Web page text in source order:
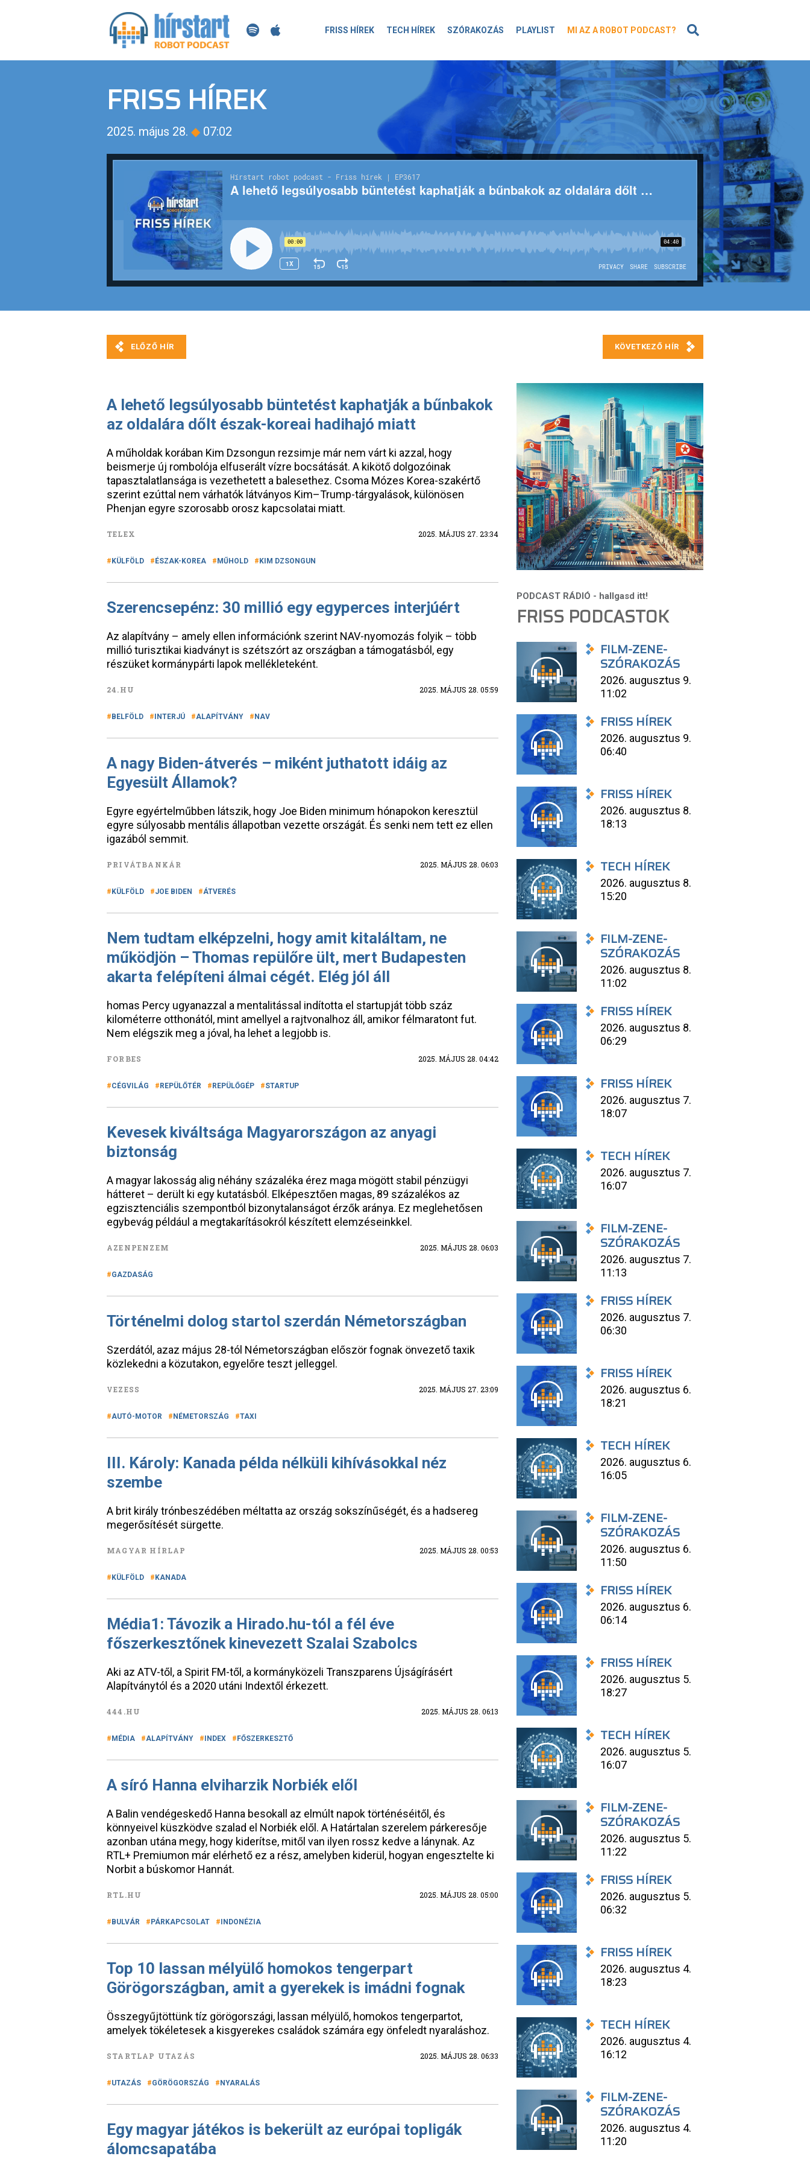
FRISS HÍREK TECH HÍREK SZÓRAKOZÁS PLAYLIST MI AZ A ROBOT PODCAST?
FRISS HÍREK
2025. május 28. ◆ 07:02
A lehető legsúlyosabb büntetést kaphatják a bűnbakok
az oldalára dőlt észak-koreai hadihajó miatt
A műholdak korában Kim Dzsongun rezsimje már nem várt ki azzal, hogy
beismerje új rombolója elfuserált vízre bocsátását. A kikötő dolgozóinak
tapasztalatlansága is vezethetett a balesethez. Csoma Mózes Korea-szakértő
szerint ezúttal nem várhatók látványos Kim–Trump-tárgyalások, különösen
Phenjan egyre szorosabb orosz kapcsolatai miatt.
TELEX 2025. MÁJUS 27. 23:34
KÜLFÖLD ÉSZAK-KOREA MŰHOLD KIM DZSONGUN
Szerencsepénz: 30 millió egy egyperces interjúért
Az alapítvány – amely ellen információnk szerint NAV-nyomozás folyik – több
millió turisztikai kiadványt is szétszórt az országban a támogatásból, egy
részüket kormánypárti lapok mellékleteként.
24.HU 2025. MÁJUS 28. 05:59
BELFÖLD INTERJÚ ALAPÍTVÁNY NAV
A nagy Biden-átverés – miként juthatott idáig az
Egyesült Államok?
Egyre egyértelműbben látszik, hogy Joe Biden minimum hónapokon keresztül
egyre súlyosabb mentális állapotban vezette országát. És senki nem tett ez ellen
igazából semmit.
PRIVÁTBANKÁR 2025. MÁJUS 28. 06:03
KÜLFÖLD JOE BIDEN ÁTVERÉS
Nem tudtam elképzelni, hogy amit kitaláltam, ne
működjön – Thomas repülőre ült, mert Budapesten
akarta felépíteni álmai cégét. Elég jól áll
homas Percy ugyanazzal a mentalitással indította el startupját több száz
kilométerre otthonától, mint amellyel a rajtvonalhoz áll, amikor félmaratont fut.
Nem elégszik meg a jóval, ha lehet a legjobb is.
FORBES 2025. MÁJUS 28. 04:42
CÉGVILÁG REPÜLŐTÉR REPÜLŐGÉP STARTUP
Kevesek kiváltsága Magyarországon az anyagi
biztonság
A magyar lakosság alig néhány százaléka érez maga mögött stabil pénzügyi
hátteret – derült ki egy kutatásból. Elképesztően magas, 89 százalékos az
egzisztenciális szempontból bizonytalanságot érzők aránya. Ez meglehetősen
egybevág például a megtakarításokról készített elemzéseinkkel.
AZENPENZEM 2025. MÁJUS 28. 06:03
GAZDASÁG
Történelmi dolog startol szerdán Németországban
Szerdától, azaz május 28-tól Németországban először fognak önvezető taxik
közlekedni a közutakon, egyelőre teszt jelleggel.
VEZESS 2025. MÁJUS 27. 23:09
AUTÓ-MOTOR NÉMETORSZÁG TAXI
III. Károly: Kanada példa nélküli kihívásokkal néz
szembe
A brit király trónbeszédében méltatta az ország sokszínűségét, és a hadsereg
megerősítését sürgette.
MAGYAR HÍRLAP 2025. MÁJUS 28. 00:53
KÜLFÖLD KANADA
Média1: Távozik a Hirado.hu-tól a fél éve
főszerkesztőnek kinevezett Szalai Szabolcs
Aki az ATV-től, a Spirit FM-től, a kormányközeli Transzparens Újságírásért
Alapítványtól és a 2020 utáni Indextől érkezett.
444.HU 2025. MÁJUS 28. 06:13
MÉDIA ALAPÍTVÁNY INDEX FŐSZERKESZTŐ
A síró Hanna elviharzik Norbiék elől
A Balin vendégeskedő Hanna besokall az elmúlt napok történéséitől, és
könnyeivel küszködve szalad el Norbiék elől. A Határtalan szerelem párkeresője
azonban utána megy, hogy kiderítse, mitől van ilyen rossz kedve a lánynak. Az
RTL+ Premiumon már elérhető ez a rész, amelyben kiderül, hogyan engesztelte ki
Norbit a búskomor Hannát.
RTL.HU 2025. MÁJUS 28. 05:00
BULVÁR PÁRKAPCSOLAT INDONÉZIA
Top 10 lassan mélyülő homokos tengerpart
Görögországban, amit a gyerekek is imádni fognak
Összegyűjtöttünk tíz görögországi, lassan mélyülő, homokos tengerpartot,
amelyek tökéletesek a kisgyerekes családok számára egy önfeledt nyaraláshoz.
STARTLAP UTAZÁS 2025. MÁJUS 28. 06:33
UTAZÁS GÖRÖGORSZÁG NYARALÁS
Egy magyar játékos is bekerült az európai topligák
álomcsapatába
FRISS PODCASTOK
FILM-ZENE-
SZÓRAKOZÁS
2026. augusztus 9.
11:02
FRISS HÍREK
2026. augusztus 9.
06:40
FRISS HÍREK
2026. augusztus 8.
18:13
TECH HÍREK
2026. augusztus 8.
15:20
FILM-ZENE-
SZÓRAKOZÁS
2026. augusztus 8.
11:02
FRISS HÍREK
2026. augusztus 8.
06:29
FRISS HÍREK
2026. augusztus 7.
18:07
TECH HÍREK
2026. augusztus 7.
16:07
FILM-ZENE-
SZÓRAKOZÁS
2026. augusztus 7.
11:13
FRISS HÍREK
2026. augusztus 7.
06:30
FRISS HÍREK
2026. augusztus 6.
18:21
TECH HÍREK
2026. augusztus 6.
16:05
FILM-ZENE-
SZÓRAKOZÁS
2026. augusztus 6.
11:50
FRISS HÍREK
2026. augusztus 6.
06:14
FRISS HÍREK
2026. augusztus 5.
18:27
TECH HÍREK
2026. augusztus 5.
16:07
FILM-ZENE-
SZÓRAKOZÁS
2026. augusztus 5.
11:22
FRISS HÍREK
2026. augusztus 5.
06:32
FRISS HÍREK
2026. augusztus 4.
18:23
TECH HÍREK
2026. augusztus 4.
16:12
FILM-ZENE-
SZÓRAKOZÁS
2026. augusztus 4.
11:20